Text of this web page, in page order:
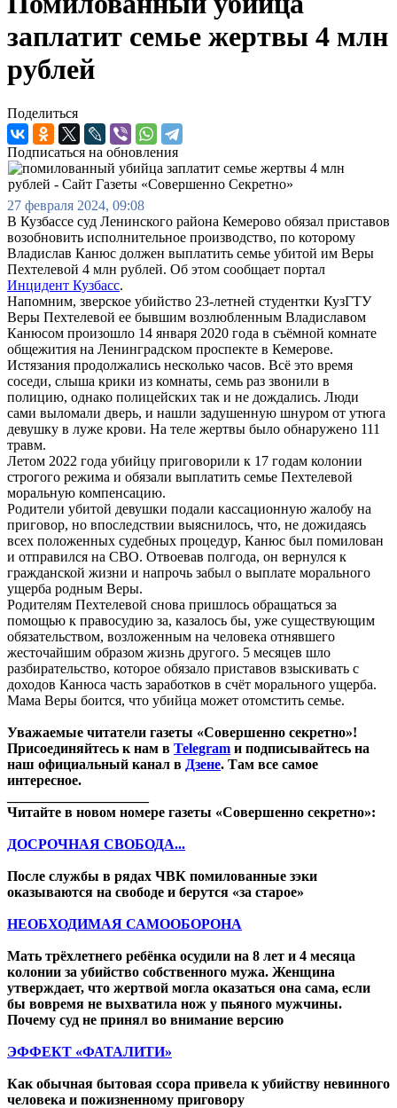
заплатит семье жертвы 4 млн
рублей
Поделиться
Подписаться на обновления
27 февраля 2024, 09:08
В Кузбассе суд Ленинского района Кемерово обязал приставов
возобновить исполнительное производство, по которому
Владислав Канюс должен выплатить семье убитой им Веры
Пехтелевой 4 млн рублей. Об этом сообщает портал
Инцидент Кузбасс.
Напомним, зверское убийство 23-летней студентки КузГТУ
Веры Пехтелевой ее бывшим возлюбленным Владиславом
Канюсом произошло 14 января 2020 года в съёмной комнате
общежития на Ленинградском проспекте в Кемерове.
Истязания продолжались несколько часов. Всё это время
соседи, слыша крики из комнаты, семь раз звонили в
полицию, однако полицейских так и не дождались. Люди
сами выломали дверь, и нашли задушенную шнуром от утюга
девушку в луже крови. На теле жертвы было обнаружено 111
травм.
Летом 2022 года убийцу приговорили к 17 годам колонии
строгого режима и обязали выплатить семье Пехтелевой
моральную компенсацию.
Родители убитой девушки подали кассационную жалобу на
приговор, но впоследствии выяснилось, что, не дожидаясь
всех положенных судебных процедур, Канюс был помилован
и отправился на СВО. Отвоевав полгода, он вернулся к
гражданской жизни и напрочь забыл о выплате морального
ущерба родным Веры.
Родителям Пехтелевой снова пришлось обращаться за
помощью к правосудию за, казалось бы, уже существующим
обязательством, возложенным на человека отнявшего
жесточайшим образом жизнь другого. 5 месяцев шло
разбирательство, которое обязало приставов взыскивать с
доходов Канюса часть заработков в счёт морального ущерба.
Мама Веры боится, что убийца может отомстить семье.
Уважаемые читатели газеты «Совершенно секретно»!
Присоединяйтесь к нам в Telegram и подписывайтесь на
наш официальный канал в Дзене. Там все самое
интересное.
Читайте в новом номере газеты «Совершенно секретно»:
ДОСРОЧНАЯ СВОБОДА...
После службы в рядах ЧВК помилованные зэки
оказываются на свободе и берутся «за старое»
НЕОБХОДИМАЯ САМООБОРОНА
Мать трёхлетнего ребёнка осудили на 8 лет и 4 месяца
колонии за убийство собственного мужа. Женщина
утверждает, что жертвой могла оказаться она сама, если
бы вовремя не выхватила нож у пьяного мужчины.
Почему суд не принял во внимание версию
ЭФФЕКТ «ФАТАЛИТИ»
Как обычная бытовая ссора привела к убийству невинного
человека и пожизненному приговору